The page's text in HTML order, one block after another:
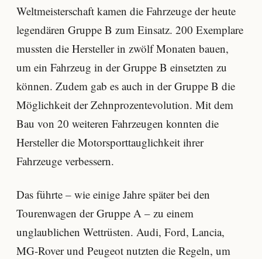
Weltmeisterschaft kamen die Fahrzeuge der heute
legendären Gruppe B zum Einsatz. 200 Exemplare
mussten die Hersteller in zwölf Monaten bauen,
um ein Fahrzeug in der Gruppe B einsetzten zu
können. Zudem gab es auch in der Gruppe B die
Möglichkeit der Zehnprozentevolution. Mit dem
Bau von 20 weiteren Fahrzeugen konnten die
Hersteller die Motorsporttauglichkeit ihrer
Fahrzeuge verbessern.
Das führte – wie einige Jahre später bei den
Tourenwagen der Gruppe A – zu einem
unglaublichen Wettrüsten. Audi, Ford, Lancia,
MG-Rover und Peugeot nutzten die Regeln, um